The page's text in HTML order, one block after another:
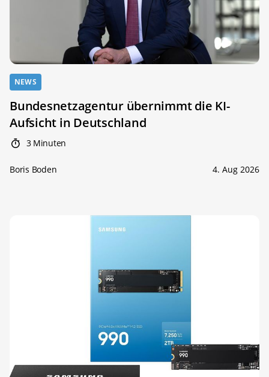
NEWS
Bundesnetzagentur übernimmt die KI-
Aufsicht in Deutschland
3 Minuten
Boris Boden 4. Aug 2026